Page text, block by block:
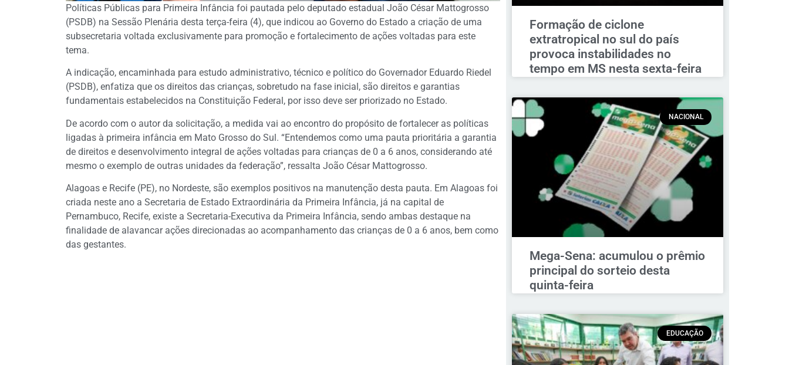
Políticas Públicas para Primeira Infância foi pautada pelo deputado estadual João César Mattogrosso
(PSDB) na Sessão Plenária desta terça-feira (4), que indicou ao Governo do Estado a criação de uma
subsecretaria voltada exclusivamente para promoção e fortalecimento de ações voltadas para este
tema.
A indicação, encaminhada para estudo administrativo, técnico e político do Governador Eduardo Riedel
(PSDB), enfatiza que os direitos das crianças, sobretudo na fase inicial, são direitos e garantias
fundamentais estabelecidos na Constituição Federal, por isso deve ser priorizado no Estado.
De acordo com o autor da solicitação, a medida vai ao encontro do propósito de fortalecer as políticas
ligadas à primeira infância em Mato Grosso do Sul. “Entendemos como uma pauta prioritária a garantia
de direitos e desenvolvimento integral de ações voltadas para crianças de 0 a 6 anos, considerando até
mesmo o exemplo de outras unidades da federação”, ressalta João César Mattogrosso.
Alagoas e Recife (PE), no Nordeste, são exemplos positivos na manutenção desta pauta. Em Alagoas foi
criada neste ano a Secretaria de Estado Extraordinária da Primeira Infância, já na capital de
Pernambuco, Recife, existe a Secretaria-Executiva da Primeira Infância, sendo ambas destaque na
finalidade de alavancar ações direcionadas ao acompanhamento das crianças de 0 a 6 anos, bem como
das gestantes.
Formação de ciclone
extratropical no sul do país
provoca instabilidades no
tempo em MS nesta sexta-feira
NACIONAL
Mega-Sena: acumulou o prêmio
principal do sorteio desta
quinta-feira
EDUCAÇÃO